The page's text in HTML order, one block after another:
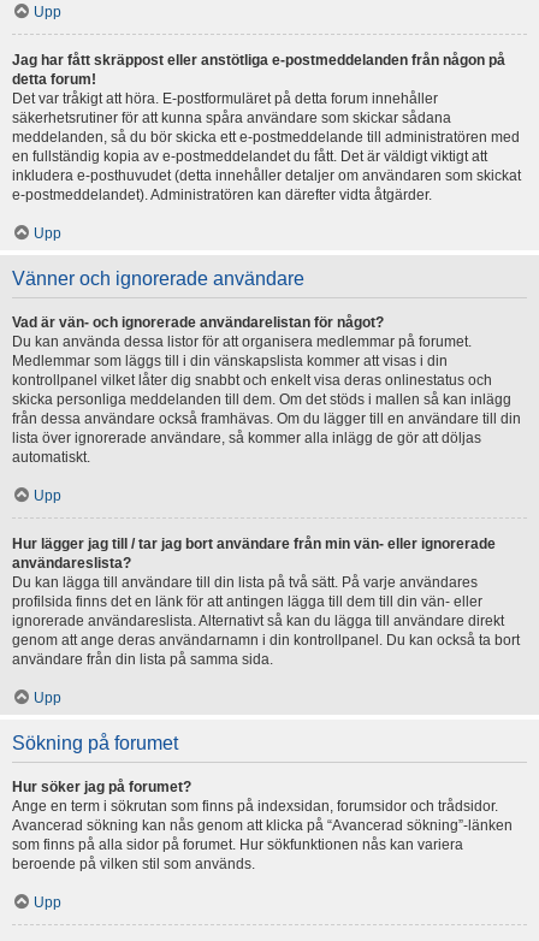
Upp
Jag har fått skräppost eller anstötliga e-postmeddelanden från någon på
detta forum!
Det var tråkigt att höra. E-postformuläret på detta forum innehåller
säkerhetsrutiner för att kunna spåra användare som skickar sådana
meddelanden, så du bör skicka ett e-postmeddelande till administratören med
en fullständig kopia av e-postmeddelandet du fått. Det är väldigt viktigt att
inkludera e-posthuvudet (detta innehåller detaljer om användaren som skickat
e-postmeddelandet). Administratören kan därefter vidta åtgärder.
Upp
Vänner och ignorerade användare
Vad är vän- och ignorerade användarelistan för något?
Du kan använda dessa listor för att organisera medlemmar på forumet.
Medlemmar som läggs till i din vänskapslista kommer att visas i din
kontrollpanel vilket låter dig snabbt och enkelt visa deras onlinestatus och
skicka personliga meddelanden till dem. Om det stöds i mallen så kan inlägg
från dessa användare också framhävas. Om du lägger till en användare till din
lista över ignorerade användare, så kommer alla inlägg de gör att döljas
automatiskt.
Upp
Hur lägger jag till / tar jag bort användare från min vän- eller ignorerade
användareslista?
Du kan lägga till användare till din lista på två sätt. På varje användares
profilsida finns det en länk för att antingen lägga till dem till din vän- eller
ignorerade användareslista. Alternativt så kan du lägga till användare direkt
genom att ange deras användarnamn i din kontrollpanel. Du kan också ta bort
användare från din lista på samma sida.
Upp
Sökning på forumet
Hur söker jag på forumet?
Ange en term i sökrutan som finns på indexsidan, forumsidor och trådsidor.
Avancerad sökning kan nås genom att klicka på “Avancerad sökning”-länken
som finns på alla sidor på forumet. Hur sökfunktionen nås kan variera
beroende på vilken stil som används.
Upp